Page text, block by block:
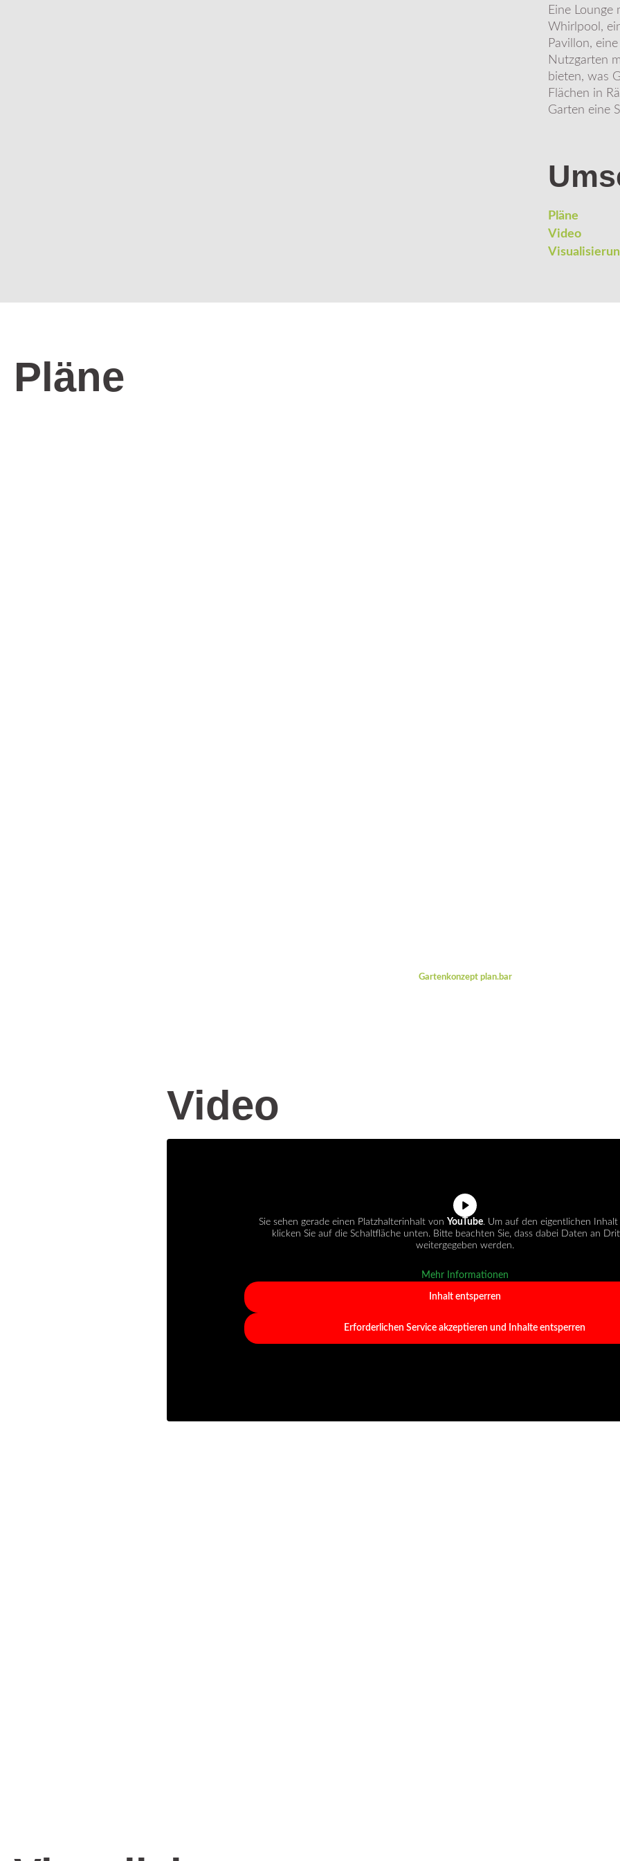
Eine
Whirlpool,
Pavillon,
Nutzgarten
bieten, was
Flächen in
Garten eine
Pläne
Video
Pläne
Gartenkonzept plan.bar
Video
Sie sehen gerade einen Platzhalterinhalt von YouTube. Um auf den eigentlichen Inhalt
klicken Sie auf die Schaltfläche unten. Bitte beachten Sie, dass dabei Daten an
weitergegeben werden.
Mehr Informationen
Inhalt entsperren
Erforderlichen Service akzeptieren und Inhalte entsperren